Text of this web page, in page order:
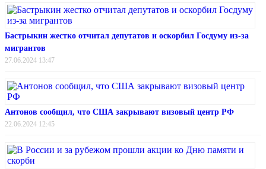
Бастрыкин жестко отчитал депутатов и оскорбил Госдуму из-за
мигрантов
27.06.2024 13:47
Антонов сообщил, что США закрывают визовый центр РФ
22.06.2024 12:45